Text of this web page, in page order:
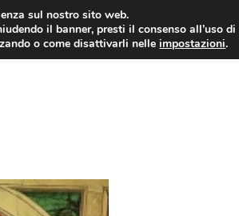
sul nostro sito web.
il banner, presti il consenso all’uso
o come disattivarli nelleimpostazioni.